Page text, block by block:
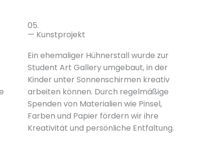
05.
— Kunstprojekt
Ein ehemaliger Hühnerstall wurde zur
Student Art Gallery umgebaut, in der
Kinder unter Sonnenschirmen kreativ
arbeiten können. Durch regelmäßige
Spenden von Materialien wie Pinsel,
Farben und Papier fördern wir ihre
Kreativität und persönliche Entfaltung.